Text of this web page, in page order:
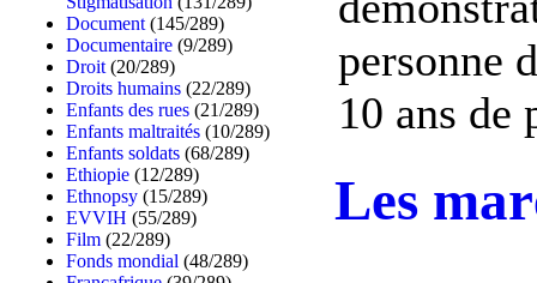
Document (145/289)
Documentaire (9/289)
Droit (20/289)
Droits humains (22/289)
Enfants des rues (21/289)
Enfants maltraités (10/289)
Enfants soldats (68/289)
Ethiopie (12/289)
Ethnopsy (15/289)
EVVIH (55/289)
Film (22/289)
Fonds mondial (48/289)
personne
10 ans
Les